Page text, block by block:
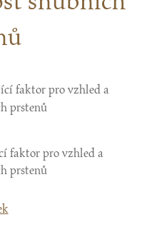
faktor pro vzhled a
prstenů